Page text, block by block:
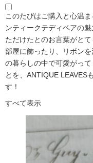
このたびはご購入と心温
ンティークテディベアの
ただけたとのお言葉がと
部屋に飾ったり、リボン
の暮らしの中で可愛がっ
とを、ANTIQUE LEAVES
す！
すべて表示